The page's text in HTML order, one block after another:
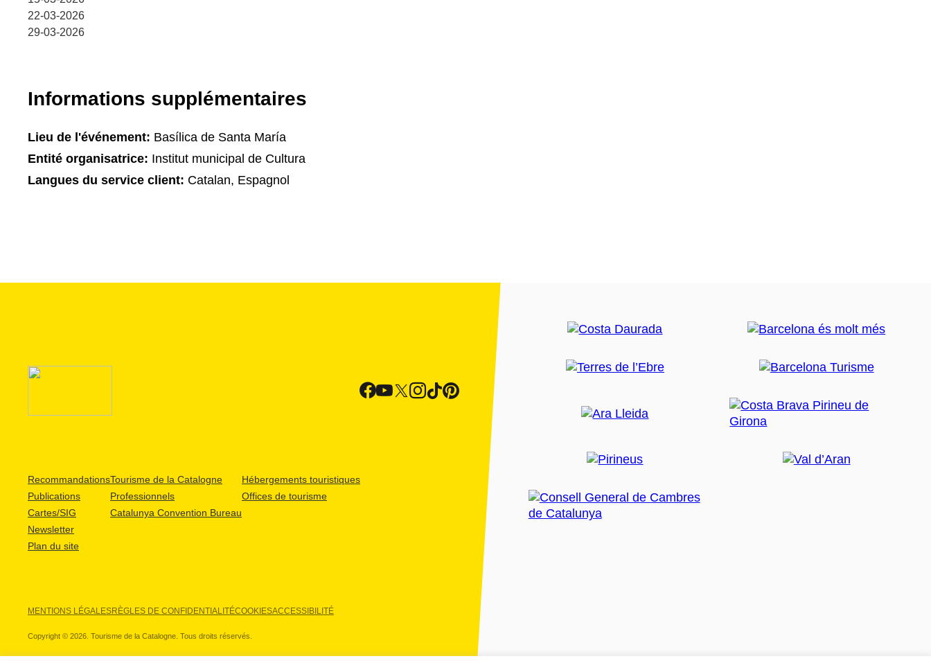
22-03-2026
29-03-2026
Informations supplémentaires
Lieu de l'événement: Basílica de Santa María
Entité organisatrice: Institut municipal de Cultura
Langues du service client: Catalan, Espagnol
Recommandations
Publications
Cartes/SIG
Newsletter
Plan du site
Tourisme de la Catalogne
Professionnels
Catalunya Convention Bureau
Hébergements touristiques
Offices de tourisme
MENTIONS LÉGALESRÈGLES DE CONFIDENTIALITÉCOOKIESACCESSIBILITÉ
Copyright © 2026. Tourisme de la Catalogne. Tous droits réservés.